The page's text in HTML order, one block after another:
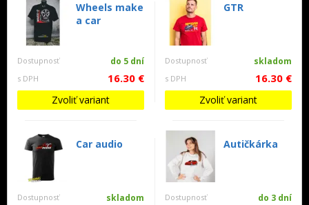
Wheels make
a car
Dostupnosť do 5 dní
s DPH 16.30 €
Zvoliť variant
GTR
Dostupnosť skladom
s DPH 16.30 €
Zvoliť variant
Car audio
Dostupnosť skladom
Autičkárka
Dostupnosť do 3 dní